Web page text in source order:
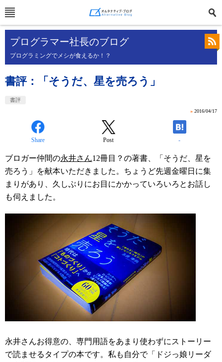
プログラマー社長のブログ
プログラミングでメシが食えるか！？
書評：「そうだ、星を売ろう」
書評
» 2016/04/17
Share Post -
ブロガー仲間の永井さん12冊目？の著書、「そうだ、星を
売ろう」を献本いただきました。ちょうど先週金曜日に集
まりがあり、久しぶりにお目にかかっていろいろとお話し
も伺えました。
永井さんお得意の、専門用語をあまり使わずにストーリー
で読ませるタイプの本です。私も自分で「ドジっ娘リーダ